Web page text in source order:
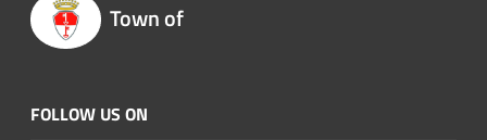
Town of
FOLLOW US ON